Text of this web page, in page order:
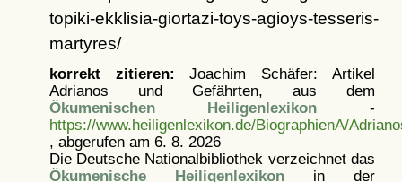
topiki-ekklisia-giortazi-toys-agioys-tesseris-
martyres/
korrekt zitieren: Joachim Schäfer: Artikel
Adrianos und Gefährten, aus dem
Ökumenischen Heiligenlexikon -
https://www.heiligenlexikon.de/BiographienA/
, abgerufen am 6. 8. 2026
Die Deutsche Nationalbibliothek verzeichnet das
Ökumenische Heiligenlexikonin der